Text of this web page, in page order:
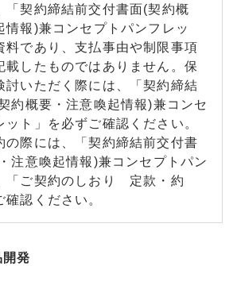
「契約締結前交付書面(契約概
情報)兼コンセプトパンフレッ
料であり、支払事由や制限事項
載したものではありません。保
討いただく際には、「契約締結
約概要・注意喚起情報)兼コンセ
ット」を必ずご確認ください。
の際には、「契約締結前交付書
注意喚起情報)兼コンセプトパン
「ご契約のしおり 定款・約
認ください。
発